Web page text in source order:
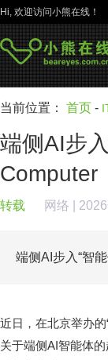
Hi, 欢迎访问小熊在线！
当前位置： 首页 -
端侧AI步
Computer
转载 网络 |
端侧AI步入“智
近日，在北京举办
关于端侧AI智能体